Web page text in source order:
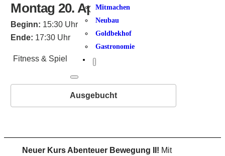
Mitmachen
Neubau
Goldbekhof
Gastronomie
Montag 20. April 2026
Beginn: 15:30 Uhr
Ende: 17:30 Uhr
Fitness & Spiel
Ausgebucht
Neuer Kurs Abenteuer Bewegung II! Mit